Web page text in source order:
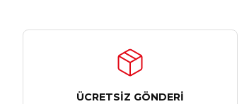
ÜCRETSİZ GÖNDERİ